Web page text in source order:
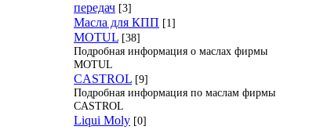
передач [3]
Масла для КПП [1]
MOTUL [38]
Подробная информация о маслах фирмы
MOTUL
CASTROL [9]
Подробная информация по маслам фирмы
CASTROL
Liqui Moly [0]